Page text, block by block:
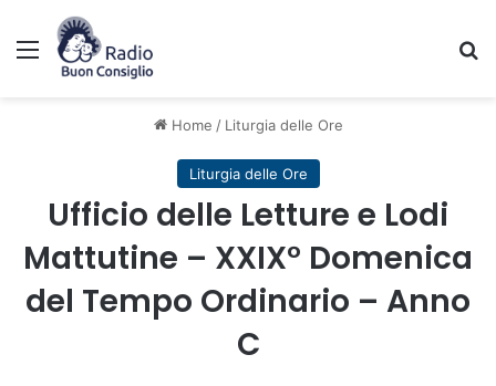
Menu
Home / Liturgia delle Ore
Liturgia delle Ore
Ufficio delle Letture e Lodi
Mattutine – XXIX° Domenica
del Tempo Ordinario – Anno
C